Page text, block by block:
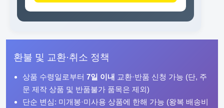
환불 및 교환·취소 정책
상품 수령일로부터 7일 이내 교환·반품 신청 가능 (단, 주
문 제작 상품 및 반품불가 품목은 제외)
단순 변심: 미개봉·미사용 상품에 한해 가능 (왕복 배송비